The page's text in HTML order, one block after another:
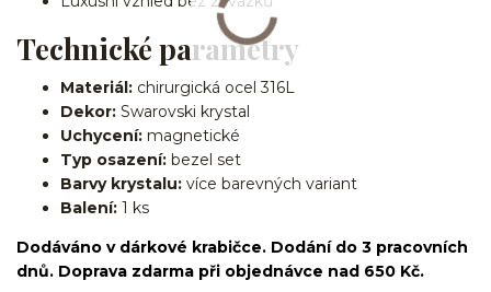
Technické parametry
Materiál: chirurgická ocel 316L
Dekor: Swarovski krystal
Uchycení: magnetické
Typ osazení: bezel set
Barvy krystalu: více barevných variant
Balení: 1 ks
Dodáváno v dárkové krabičce. Dodání do 3 pracovních
dnů. Doprava zdarma při objednávce nad 650 Kč.